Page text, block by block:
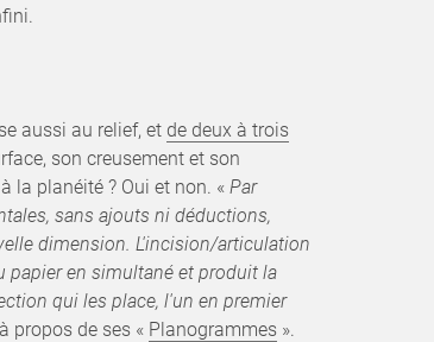
aussi au relief, et de deux à trois
son creusement et son
la planéité ? Oui et non. « Par
sans ajouts ni déductions,
dimension. L'incision/articulation
papier en simultané et produit la
qui les place, l'un en premier
propos de ses « Planogrammes ».